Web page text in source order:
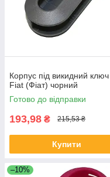
Корпус під викидний ключ
Fiat (Фіат) чорний
Готово до відправки
193,98 ₴ 215,53 ₴
Купити
–10%